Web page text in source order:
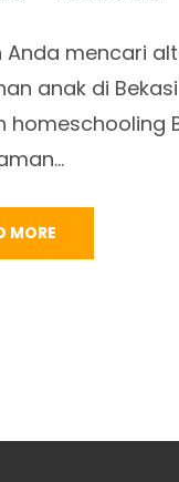
Anda mencari
anak di
homeschooling
MORE